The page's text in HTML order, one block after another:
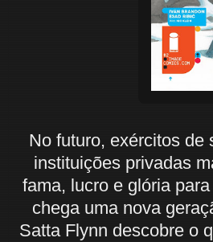
VS
No futuro, exércitos de
instituições privadas
fama, lucro e glória
chega uma nova
Satta Flynn descobre o